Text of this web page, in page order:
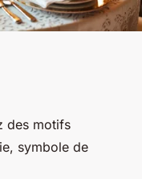
des motifs
symbole de